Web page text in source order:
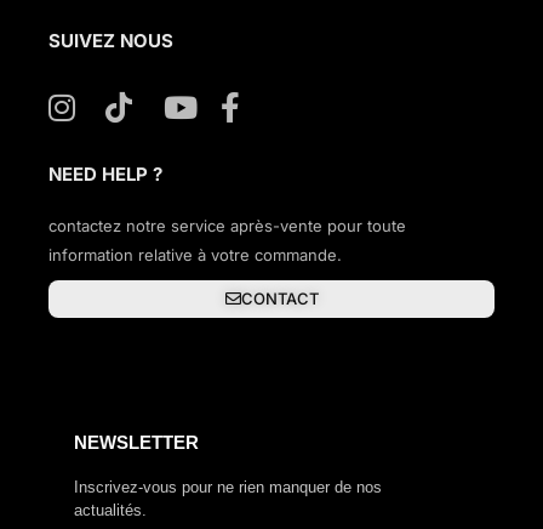
SUIVEZ NOUS
NEED HELP ?
contactez notre service après-vente pour toute
information relative à votre commande.
CONTACT
NEWSLETTER
Inscrivez-vous pour ne rien manquer de nos
actualités.